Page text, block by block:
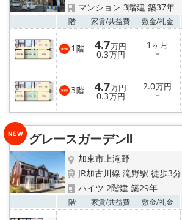
マンション 3階建 築37年
階 家賃/共益費 敷金/礼金
1 階 4.7万円
0.3万円
1 ヶ月
－
3階 4.7万円
0.3万円
2.0万円
－
グレースガーデンⅡ
加東市上滝野
JR加古川線 滝野駅 徒歩3分
ハイツ 2階建 築29年
階 家賃/共益費 敷金/礼金